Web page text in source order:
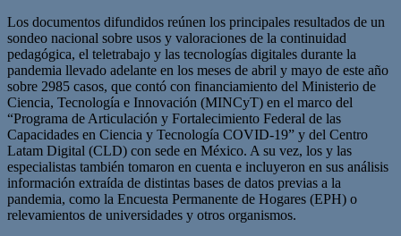
Los documentos difundidos reúnen los principales resultados de un
sondeo nacional sobre usos y valoraciones de la continuidad
pedagógica, el teletrabajo y las tecnologías digitales durante la
pandemia llevado adelante en los meses de abril y mayo de este año
sobre 2985 casos, que contó con financiamiento del Ministerio de
Ciencia, Tecnología e Innovación (MINCyT) en el marco del
“Programa de Articulación y Fortalecimiento Federal de las
Capacidades en Ciencia y Tecnología COVID-19” y del Centro
Latam Digital (CLD) con sede en México. A su vez, los y las
especialistas también tomaron en cuenta e incluyeron en sus análisis
información extraída de distintas bases de datos previas a la
pandemia, como la Encuesta Permanente de Hogares (EPH) o
relevamientos de universidades y otros organismos.